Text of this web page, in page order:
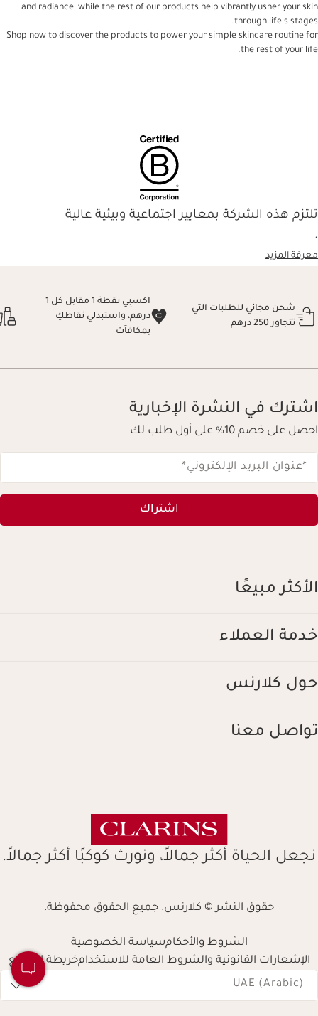
and radiance, while the rest of our products help vibrantly usher your skin
through life's stages.
Shop now to discover the products to power your simple skincare routine for
the rest of your life.
تلتزم هذه الشركة بمعايير اجتماعية وبيئية عالية
.
معرفة المزيد
شحن مجاني للطلبات التي
تتجاوز 250 درهم
اكسبِي نقطة 1 مقابل كل 1
درهم، واستبدلي نقاطكِ
بمكافآت
اشترك في النشرة الإخبارية
احصل على خصم 10% على أول طلب لك
*عنوان البريد الإلكتروني*
اشتراك
الأكثر مبيعًا
خدمة العملاء
حول كلارنس
تواصل معنا
نجعل الحياة أكثر جمالاً، ونورث كوكبًا أكثر جمالاً.
حقوق النشر © كلارنس. جميع الحقوق محفوظة.
الشروط والأحكامسياسة الخصوصية
الإشعارات القانونية والشروط العامة للاستخدامخريطة الموقع
UAE (Arabic)